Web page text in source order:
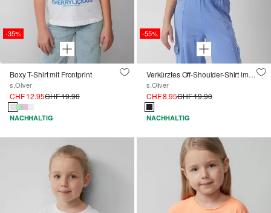
-35%
Boxy T-Shirt mit Frontprint
s.Oliver
CHF 12.95CHF 19.90
NACHHALTIG
-55%
Verkürztes Off-Shoulder-Shirt im Slim Fit
s.Oliver
CHF 8.95CHF 19.90
NACHHALTIG